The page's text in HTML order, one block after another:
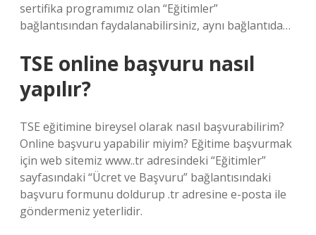
sertifika programımız olan “Eğitimler”
bağlantısından faydalanabilirsiniz, aynı bağlantıda…
TSE online başvuru nasıl
yapılır?
TSE eğitimine bireysel olarak nasıl başvurabilirim?
Online başvuru yapabilir miyim? Eğitime başvurmak
için web sitemiz www..tr adresindeki “Eğitimler”
sayfasındaki “Ücret ve Başvuru” bağlantısındaki
başvuru formunu doldurup .tr adresine e-posta ile
göndermeniz yeterlidir.